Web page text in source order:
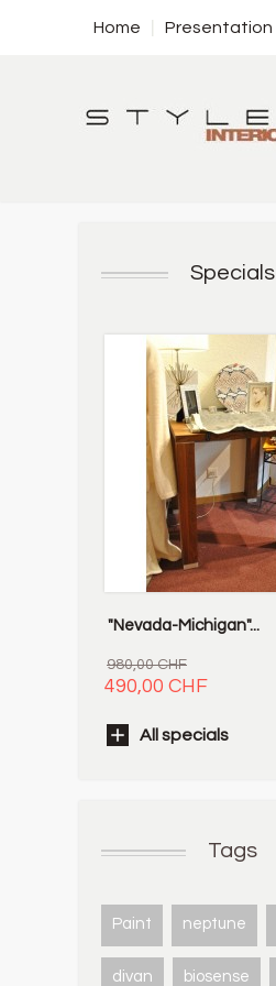
Home Presentation
Specials
"Nevada-Michigan"...
980,00 CHF
490,00 CHF
All specials
Tags
Paint neptune
divan biosense